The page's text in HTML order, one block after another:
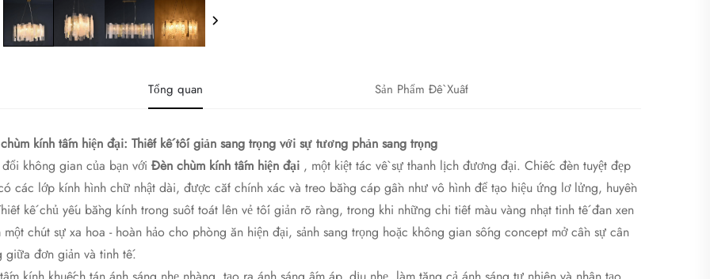
Tổng quan Sản Phẩm Đề Xuất
kính tấm hiện đại: Thiết kế tối giản sang trọng với sự tương phản sang trọng​
đổi không gian của bạn với ​Đèn chùm kính tấm hiện đại​ , một kiệt tác về sự thanh lịch đương đại. Chiếc đèn tuyệt đẹp
các lớp kính hình chữ nhật dài, được cắt chính xác và treo bằng cáp gần như vô hình để tạo hiệu ứng lơ lửng, huyền
kế chủ yếu bằng kính trong suốt toát lên vẻ tối giản rõ ràng, trong khi những chi tiết màu vàng nhạt tinh tế đan xen
một chút sự xa hoa - hoàn hảo cho phòng ăn hiện đại, sảnh sang trọng hoặc không gian sống concept mở cần sự cân
giữa đơn giản và tinh tế.